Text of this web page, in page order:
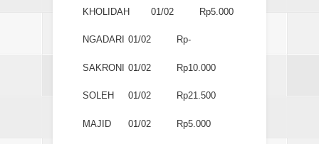
KHOLIDAH 01/02 Rp5.000
NGADARI 01/02 Rp-
SAKRONI 01/02 Rp10.000
SOLEH 01/02 Rp21.500
MAJID 01/02 Rp5.000